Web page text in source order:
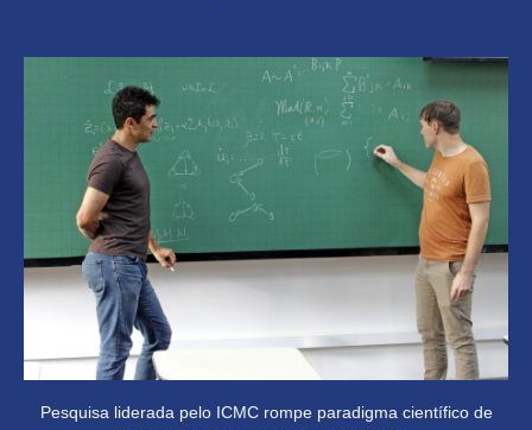
Pesquisa liderada pelo ICMC rompe paradigma científico de